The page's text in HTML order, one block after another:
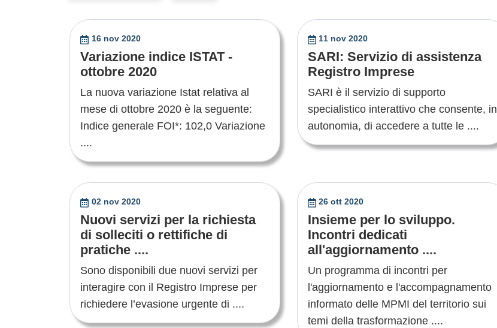
16 nov 2020
Variazione indice ISTAT -
ottobre 2020
La nuova variazione Istat relativa al
mese di ottobre 2020 è la seguente:
Indice generale FOI*: 102,0 Variazione
....
11 nov 2020
SARI: Servizio di assistenza
Registro Imprese
SARI è il servizio di supporto
specialistico interattivo che consente, in
autonomia, di accedere a tutte le ....
02 nov 2020
Nuovi servizi per la richiesta
di solleciti o rettifiche di
pratiche ....
Sono disponibili due nuovi servizi per
interagire con il Registro Imprese per
richiedere l’evasione urgente di ....
26 ott 2020
Insieme per lo sviluppo.
Incontri dedicati
all'aggiornamento ....
Un programma di incontri per
l'aggiornamento e l'accompagnamento
informato delle MPMI del territorio sui
temi della trasformazione ....